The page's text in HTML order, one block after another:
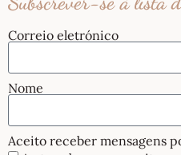
Correio eletrónico
Nome
Aceito receber mensagens